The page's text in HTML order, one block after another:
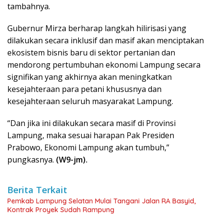
tambahnya.
Gubernur Mirza berharap langkah hilirisasi yang
dilakukan secara inklusif dan masif akan menciptakan
ekosistem bisnis baru di sektor pertanian dan
mendorong pertumbuhan ekonomi Lampung secara
signifikan yang akhirnya akan meningkatkan
kesejahteraan para petani khususnya dan
kesejahteraan seluruh masyarakat Lampung.
“Dan jika ini dilakukan secara masif di Provinsi
Lampung, maka sesuai harapan Pak Presiden
Prabowo, Ekonomi Lampung akan tumbuh,”
pungkasnya. (W9-jm).
Berita Terkait
Pemkab Lampung Selatan Mulai Tangani Jalan RA Basyid,
Kontrak Proyek Sudah Rampung